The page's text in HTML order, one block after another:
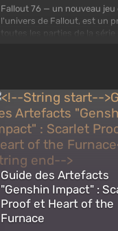
Fallout 76 — un nouveau jeu
l'univers de Fallout, est un
toutes les parties de la série
Vault-Tec, doit s'ouvrir en
après que des bombes
Guide des Artefacts
"Genshin Impact" :
Proof et Heart of the
Furnace